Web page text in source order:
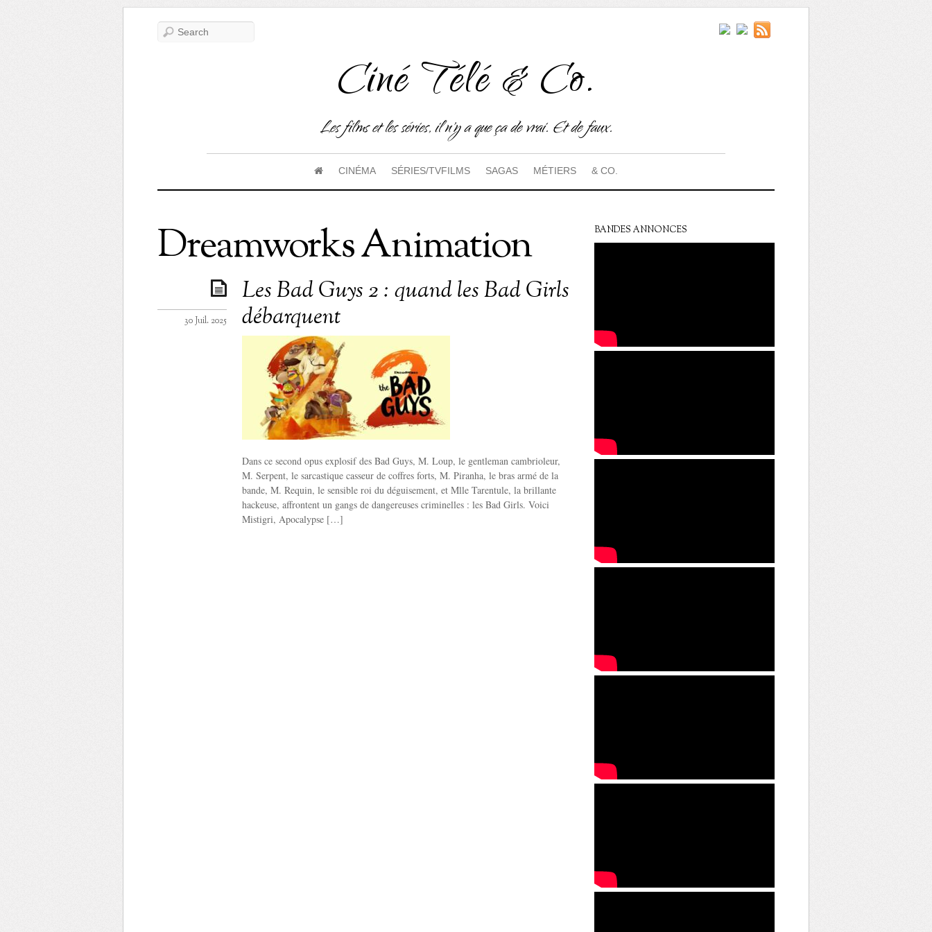
Ciné Télé & Co.
Les films et les séries, il n'y a que ça de vrai. Et de faux.
CINÉMA SÉRIES/TVFILMS SAGAS MÉTIERS & CO.
Dreamworks Animation
Les Bad Guys 2 : quand les Bad Girls
débarquent
30 Juil. 2025
Dans ce second opus explosif des Bad Guys, M. Loup, le gentleman cambrioleur,
M. Serpent, le sarcastique casseur de coffres forts, M. Piranha, le bras armé de la
bande, M. Requin, le sensible roi du déguisement, et Mlle Tarentule, la brillante
hackeuse, affrontent un gangs de dangereuses criminelles : les Bad Girls. Voici
Mistigri, Apocalypse […]
BANDES ANNONCES